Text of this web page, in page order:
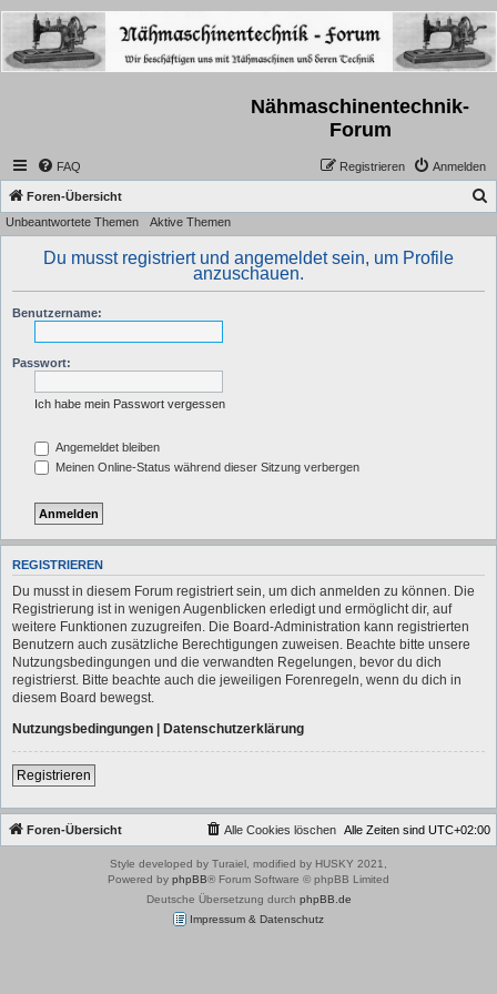
Nähmaschinentechnik-
Forum
FAQ Anmelden
Registrieren
Foren-Übersicht
Unbeantwortete Themen Aktive Themen
Du musst registriert und angemeldet sein, um Profile
anzuschauen.
Benutzername:
Passwort:
Ich habe mein Passwort vergessen
Angemeldet bleiben
Meinen Online-Status während dieser Sitzung verbergen
REGISTRIEREN
Du musst in diesem Forum registriert sein, um dich anmelden zu können. Die
Registrierung ist in wenigen Augenblicken erledigt und ermöglicht dir, auf
weitere Funktionen zuzugreifen. Die Board-Administration kann registrierten
Benutzern auch zusätzliche Berechtigungen zuweisen. Beachte bitte unsere
Nutzungsbedingungen und die verwandten Regelungen, bevor du dich
registrierst. Bitte beachte auch die jeweiligen Forenregeln, wenn du dich in
diesem Board bewegst.
Nutzungsbedingungen | Datenschutzerklärung
Registrieren
Foren-Übersicht Alle Zeiten sind UTC+02:00
Alle Cookies löschen
Style developed by Turaiel, modified by HUSKY 2021,
Powered by phpBB® Forum Software © phpBB Limited
Deutsche Übersetzung durch phpBB.de
Impressum & Datenschutz